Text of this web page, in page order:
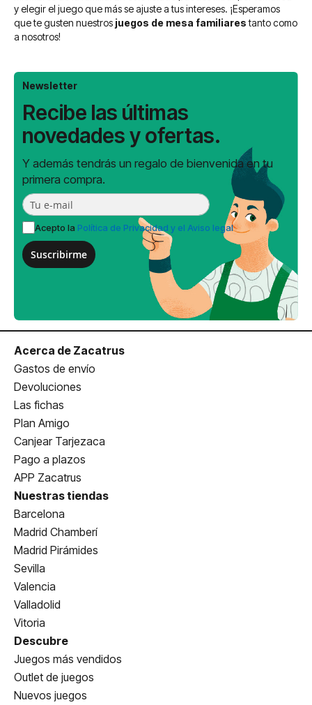
y elegir el juego que más se ajuste a tus intereses. ¡Esperamos
que te gusten nuestros juegos de mesa familiarestanto como
a nosotros!
Newsletter
Recibe las últimas
novedades y ofertas.
Y además tendrás un regalo de bienvenida en tu
primera compra.
Acepto la Política de Privacidad y el Aviso legal
Suscribirme
Acerca de Zacatrus
Gastos de envío
Devoluciones
Las fichas
Plan Amigo
Canjear Tarjezaca
Pago a plazos
APP Zacatrus
Nuestras tiendas
Barcelona
Madrid Chamberí
Madrid Pirámides
Sevilla
Valencia
Valladolid
Vitoria
Descubre
Juegos más vendidos
Outlet de juegos
Nuevos juegos